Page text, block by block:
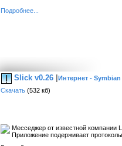
Подробнее...
Slick v0.26 |Интернет - Symbian
Скачать (532 кб)
Месседжер от известной компании
Приложение подерживает